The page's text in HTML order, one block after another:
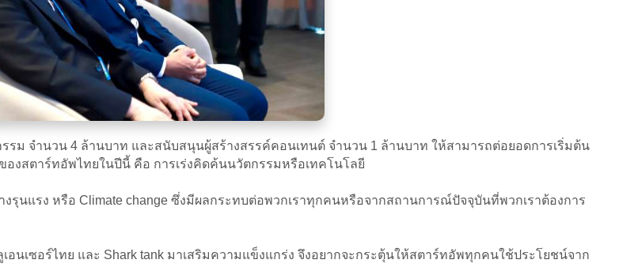
ม จำนวน 4 ล้านบาท และสนับสนุนผู้สร้างสรรค์คอนเทนต์ จำนวน 1 ล้านบาท ให้สามารถต่อยอดการเริ่มต้น
งสตาร์ทอัพไทยในปีนี้ คือ การเร่งคิดค้นนวัตกรรมหรือเทคโนโลยี
นแรง หรือ Climate change ซึ่งมีผลกระทบต่อพวกเราทุกคนหรือจากสถานการณ์ปัจจุบันที่พวกเราต้องการ
เซอร์ไทย และ Shark tank มาเสริมความแข็งแกร่ง จึงอยากจะกระตุ้นให้สตาร์ทอัพทุกคนใช้ประโยชน์จาก